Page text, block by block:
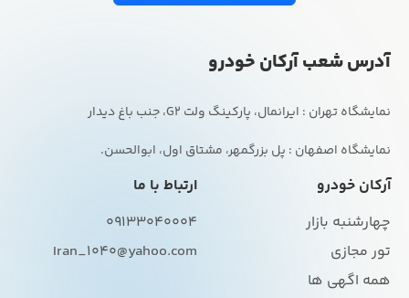
آدرس شعب آرکان خودرو
نمایشگاه اصفهان : پل بزرگمهر، مشتاق اول، ابوالحسن.
آرکان خودرو
چهارشنبه بازار
تور مجازی
همه اگهی ها
ارتباط با ما
09133040004
Iran_1040@yahoo.com